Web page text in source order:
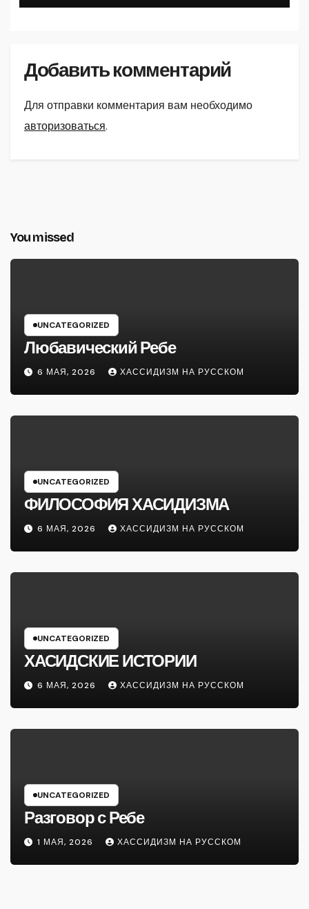
Добавить комментарий
Для отправки комментария вам необходимо
авторизоваться.
You missed
UNCATEGORIZED
Любавический Ребе
6 МАЯ, 2026 ХАССИДИЗМ НА РУССКОМ
UNCATEGORIZED
ФИЛОСОФИЯ ХАСИДИЗМА
6 МАЯ, 2026 ХАССИДИЗМ НА РУССКОМ
UNCATEGORIZED
ХАСИДСКИЕ ИСТОРИИ
6 МАЯ, 2026 ХАССИДИЗМ НА РУССКОМ
UNCATEGORIZED
Разговор с Ребе
1 МАЯ, 2026 ХАССИДИЗМ НА РУССКОМ